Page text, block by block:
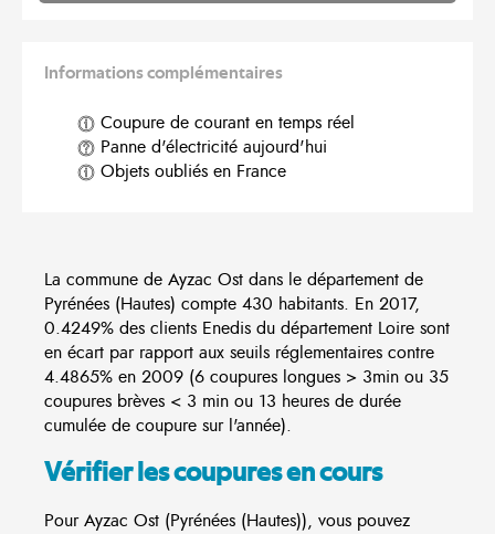
Informations complémentaires
Coupure de courant en temps réel
Panne d'électricité aujourd'hui
Objets oubliés en France
La commune de Ayzac Ost dans le département de
Pyrénées (Hautes) compte 430 habitants. En 2017,
0.4249% des clients Enedis du département Loire sont
en écart par rapport aux seuils réglementaires contre
4.4865% en 2009 (6 coupures longues > 3min ou 35
coupures brèves < 3 min ou 13 heures de durée
cumulée de coupure sur l'année).
Vérifier les coupures en cours
Pour Ayzac Ost (Pyrénées (Hautes)), vous pouvez